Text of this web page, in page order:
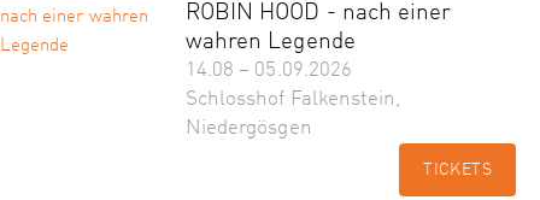
ROBIN HOOD - nach einer
wahren Legende
14.08 – 05.09.2026
Schlosshof Falkenstein,
Niedergösgen
TICKETS